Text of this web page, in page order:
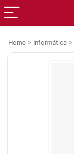
Home > Informática >